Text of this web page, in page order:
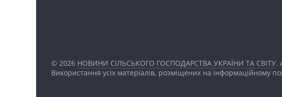
© 2026 НОВИНИ СІЛЬСЬКОГО ГОСПОДАРСТВА УКРАЇНИ ТА СВІТУ.
Використання усіх матеріалів, розміщених на інформаційному